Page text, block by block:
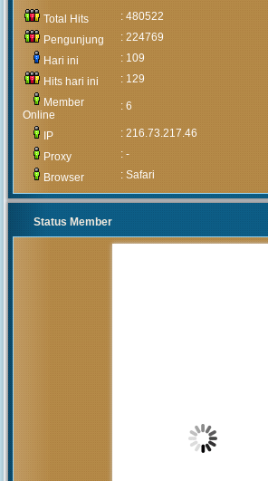
Total Hits
: 480522
Pengunjung
: 224769
Hari ini
: 109
Hits hari ini
: 129
Member
Online
: 6
IP
: 216.73.217.46
Proxy
: -
Browser
: Safari
Status Member
MUHAMMAD ARIF
(Alumni)
2018-12-05 10:42:02